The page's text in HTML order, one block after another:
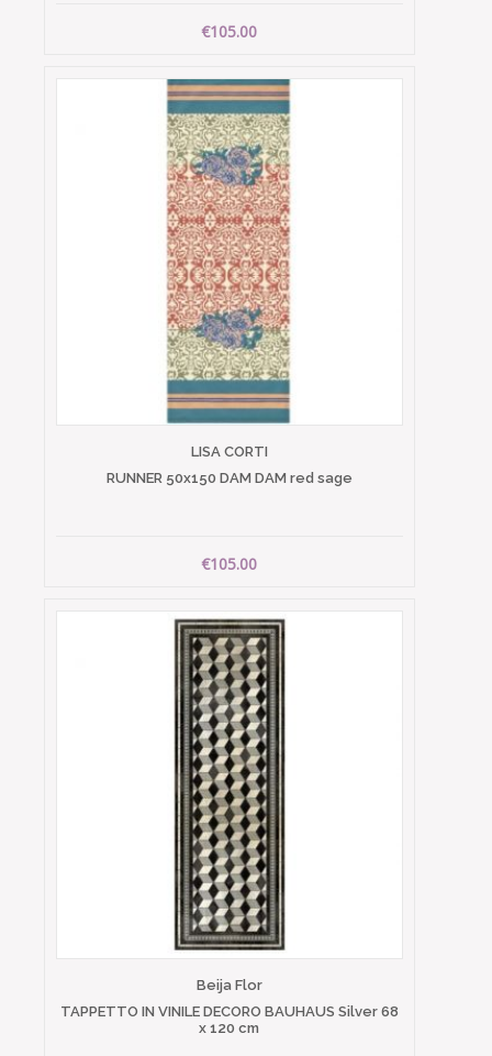
€105.00
LISA CORTI
RUNNER 50x150 DAM DAM red sage
€105.00
Beija Flor
TAPPETTO IN VINILE DECORO BAUHAUS Silver 68
x 120 cm